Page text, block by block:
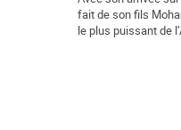
fait de son fils
le plus puissant de